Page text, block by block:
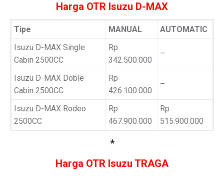
Harga OTR Isuzu D-MAX
Tipe MANUAL
AUTOMATIC
Isuzu D-MAX Single
Cabin 2500CC
Rp
342.500.000
–
Isuzu D-MAX Doble
Cabin 2500CC
Rp
426.100.000
–
Isuzu D-MAX Rodeo
2500CC
Rp
467.900.000
Rp
515.900.000
*
Harga OTR Isuzu TRAGA